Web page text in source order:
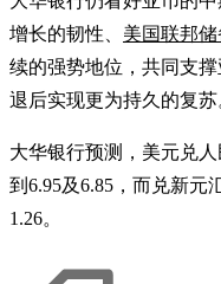
增长的韧性、 美国联邦储
续的强势地位，共同支
退后实现更为持久的复苏
大华银行预测，美元兑
到6.95及6.85，而兑新元
1.26。